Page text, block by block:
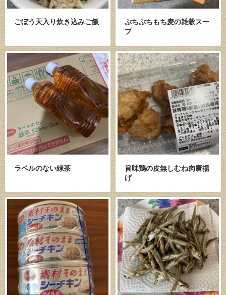
ごぼう天入り炊き込みご飯
ぷちぷちもち麦の雑穀スー
プ
ラベルのない緑茶
旨味鶏の皮無しむね肉唐揚
げ